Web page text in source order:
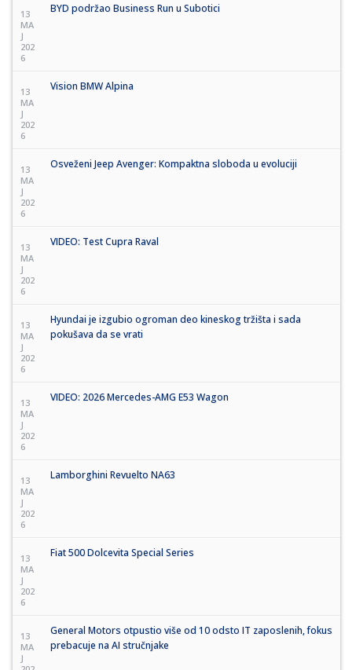
13
MA
J
202
6
BYD podržao Business Run u Subotici
13
MA
J
202
6
Vision BMW Alpina
13
MA
J
202
6
Osveženi Jeep Avenger: Kompaktna sloboda u evoluciji
13
MA
J
202
6
VIDEO: Test Cupra Raval
13
MA
J
202
6
Hyundai je izgubio ogroman deo kineskog tržišta i sada
pokušava da se vrati
13
MA
J
202
6
VIDEO: 2026 Mercedes-AMG E53 Wagon
13
MA
J
202
6
Lamborghini Revuelto NA63
13
MA
J
202
6
Fiat 500 Dolcevita Special Series
13
MA
J
General Motors otpustio više od 10 odsto IT zaposlenih, fokus
prebacuje na AI stručnjake